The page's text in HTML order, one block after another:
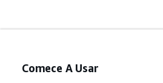
Comece A Usar